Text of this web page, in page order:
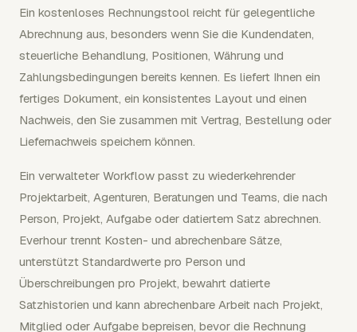
Ein kostenloses Rechnungstool reicht für gelegentliche
Abrechnung aus, besonders wenn Sie die Kundendaten,
steuerliche Behandlung, Positionen, Währung und
Zahlungsbedingungen bereits kennen. Es liefert Ihnen ein
fertiges Dokument, ein konsistentes Layout und einen
Nachweis, den Sie zusammen mit Vertrag, Bestellung oder
Liefernachweis speichern können.
Ein verwalteter Workflow passt zu wiederkehrender
Projektarbeit, Agenturen, Beratungen und Teams, die nach
Person, Projekt, Aufgabe oder datiertem Satz abrechnen.
Everhour trennt Kosten- und abrechenbare Sätze,
unterstützt Standardwerte pro Person und
Überschreibungen pro Projekt, bewahrt datierte
Satzhistorien und kann abrechenbare Arbeit nach Projekt,
Mitglied oder Aufgabe bepreisen, bevor die Rechnung